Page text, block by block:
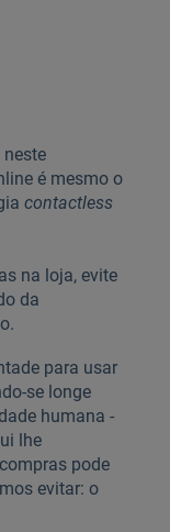
é mesmo o
contactless
na loja, evite
da
para usar
se longe
humana -
lhe
pode
evitar: o